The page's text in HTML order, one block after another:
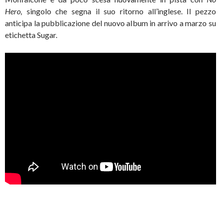
Hero, singolo che segna il suo ritorno all’inglese. Il pezzo
anticipa la pubblicazione del nuovo album in arrivo a marzo su
etichetta Sugar.